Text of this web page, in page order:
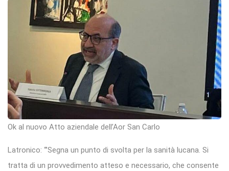
Ok al nuovo Atto aziendale dell’Aor San Carlo
Latronico: “’Segna un punto di svolta per la sanità lucana. Si
tratta di un provvedimento atteso e necessario, che consente